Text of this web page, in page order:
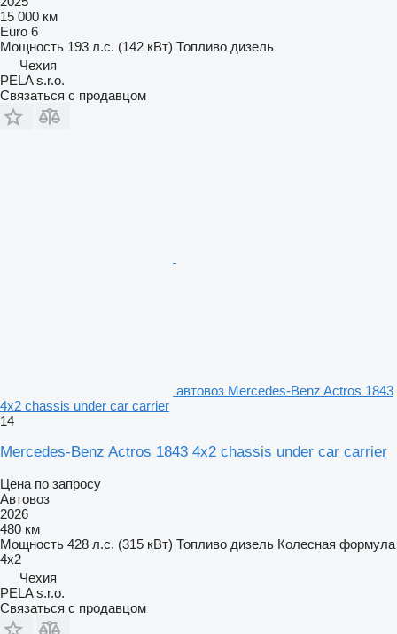
15 000 км
Euro 6
Мощность 193 л.с. (142 кВт) Топливо дизель
Чехия
PELA s.r.o.
Связаться с продавцом
автовоз Mercedes-Benz Actros 1843
4x2 chassis under car carrier
14
Mercedes-Benz Actros 1843 4x2 chassis under car carrier
Цена по запросу
Автовоз
2026
480 км
Мощность 428 л.с. (315 кВт) Топливо дизель Колесная формула
4x2
Чехия
PELA s.r.o.
Связаться с продавцом